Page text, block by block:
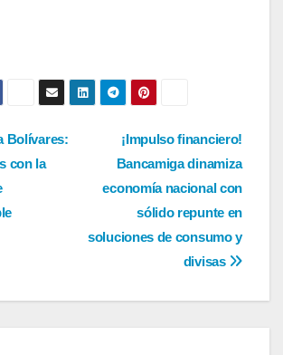
¡Impulso financiero!
Bancamiga dinamiza
economía nacional con
sólido repunte en
soluciones de consumo y
divisas
Bolívares:
con la